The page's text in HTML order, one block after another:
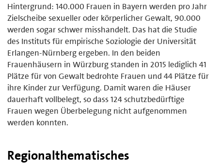
Hintergrund: 140.000 Frauen in Bayern werden pro Jahr
Zielscheibe sexueller oder körperlicher Gewalt, 90.000
werden sogar schwer misshandelt. Das hat die Studie
des Instituts für empirische Soziologie der Universität
Erlangen-Nürnberg ergeben. In den beiden
Frauenhäusern in Würzburg standen in 2015 lediglich 41
Plätze für von Gewalt bedrohte Frauen und 44 Plätze für
ihre Kinder zur Verfügung. Damit waren die Häuser
dauerhaft vollbelegt, so dass 124 schutzbedürftige
Frauen wegen Überbelegung nicht aufgenommen
werden konnten.
Regionalthematisches